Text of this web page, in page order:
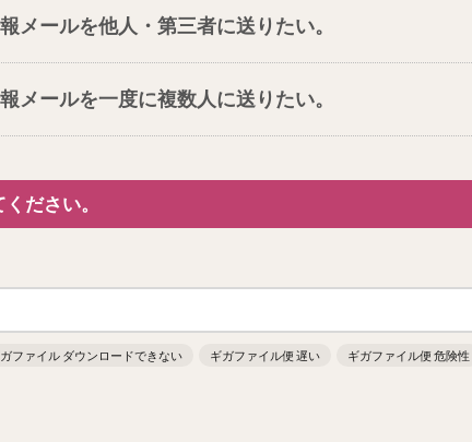
メールを他人・第三者に送りたい。
メールを一度に複数人に送りたい。
ださい。
ファイル ダウンロードできない ギガファイル便 遅い
ギガファイル便 危険性